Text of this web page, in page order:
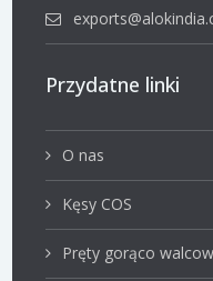
Przydatne linki
O nas
Kęsy COS
Pręty gorąco